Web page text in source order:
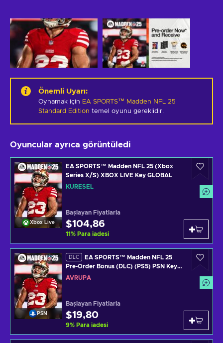
Önemli Uyarı:
Oynamak için EA SPORTS™ Madden NFL 25
Standard Edition temel oyunu gereklidir.
Oyuncular ayrıca görüntüledi
Xbox Live
EA SPORTS™ Madden NFL 25 (Xbox
Series X/S) XBOX LIVE Key GLOBAL
KÜRESEL
Başlayan Fiyatlarla
$104,86
11% Para iadesi
PSN
DLC
EA SPORTS™ Madden NFL 25
Pre-Order Bonus (DLC) (PS5) PSN Key
EUROPE
AVRUPA
Başlayan Fiyatlarla
$19,80
9% Para iadesi